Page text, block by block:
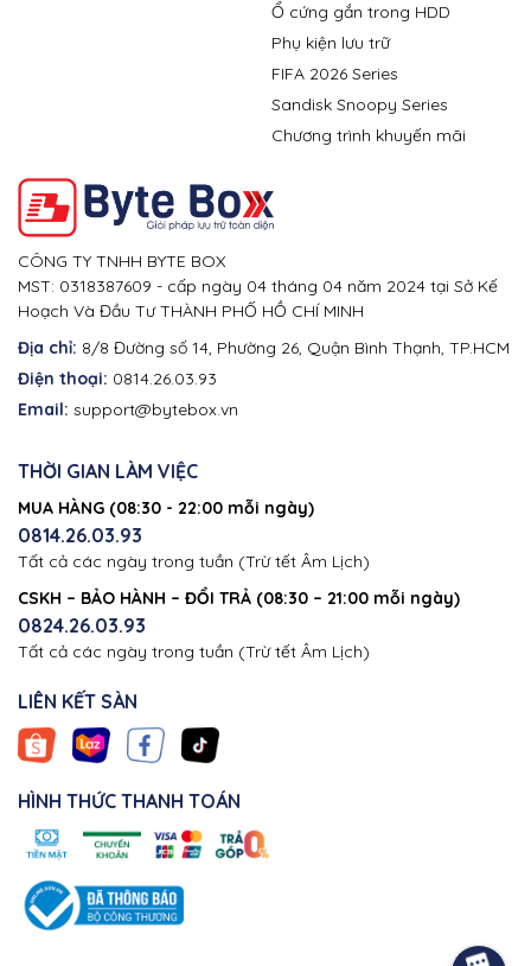
Ổ cứng gắn trong HDD
Phụ kiện lưu trữ
FIFA 2026 Series
Sandisk Snoopy Series
Chương trình khuyến mãi
CÔNG TY TNHH BYTE BOX
MST: 0318387609 - cấp ngày 04 tháng 04 năm 2024 tại Sở Kế
Hoạch Và Đầu Tư THÀNH PHỐ HỒ CHÍ MINH
Địa chỉ: 8/8 Đường số 14, Phường 26, Quận Bình Thạnh, TP.HCM
Điện thoại: 0814.26.03.93
Email: support@bytebox.vn
THỜI GIAN LÀM VIỆC
MUA HÀNG (08:30 - 22:00 mỗi ngày)
0814.26.03.93
Tất cả các ngày trong tuần (Trừ tết Âm Lịch)
CSKH – BẢO HÀNH – ĐỔI TRẢ (08:30 – 21:00 mỗi ngày)
0824.26.03.93
Tất cả các ngày trong tuần (Trừ tết Âm Lịch)
LIÊN KẾT SÀN
HÌNH THỨC THANH TOÁN